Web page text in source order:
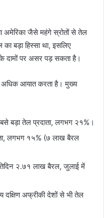
अमेरिका जैसे महंगे स्रोतों से तेल
बड़ा हिस्सा था, इसलिए
दामों पर असर पड़ सकता है।
आयात करता है। मुख्य
बड़ा तेल प्रदाता, लगभग २१%।
लगभग १५% (७ लाख बैरल
२.७१ लाख बैरल, जुलाई में
दक्षिण अफ्रीकी देशों से भी तेल